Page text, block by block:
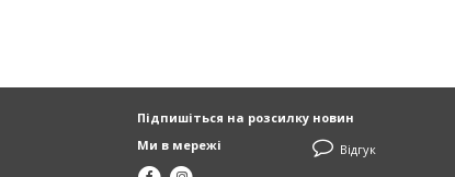
Підпишіться на розсилку новин
Ми в мережі
Відгук